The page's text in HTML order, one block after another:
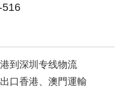
516
到深圳专线物流
口香港、澳門運輸